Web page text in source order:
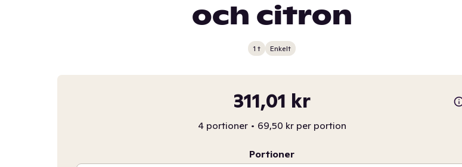
och citron
1 t Enkelt
311,01 kr
4 portioner • 69,50 kr per portion
Portioner